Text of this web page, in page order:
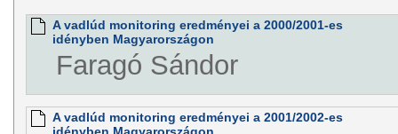
A vadlúd monitoring eredményei a 2000/2001-es
idényben Magyarországon
Faragó Sándor
A vadlúd monitoring eredményei a 2001/2002-es